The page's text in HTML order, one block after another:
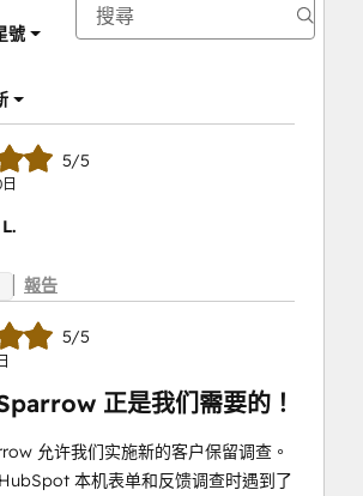
號
5/5
報告
5/5
正是我们需要的！
允许我们实施新的客户保留调查。
本机表单和反馈调查时遇到了